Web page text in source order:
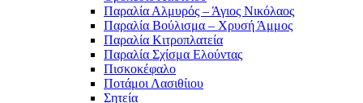
Παραλία Αλμυρός – Άγιος Νικόλαος
Παραλία Βούλισμα – Χρυσή Άμμος
Παραλία Κιτροπλατεία
Παραλία Σχίσμα Ελούντας
Πισκοκέφαλο
Ποτάμοι Λασιθίιου
Σητεία